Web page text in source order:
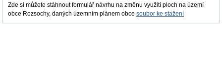
Zde si můžete stáhnout formulář návrhu na změnu využití ploch na území
obce Rozsochy, daných územním plánem obce soubor ke stažení